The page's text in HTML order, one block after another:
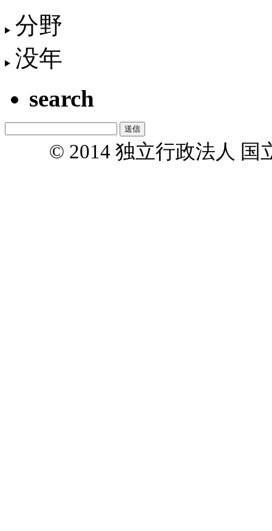
分野
没年
search
© 2014 独立行政法人 国